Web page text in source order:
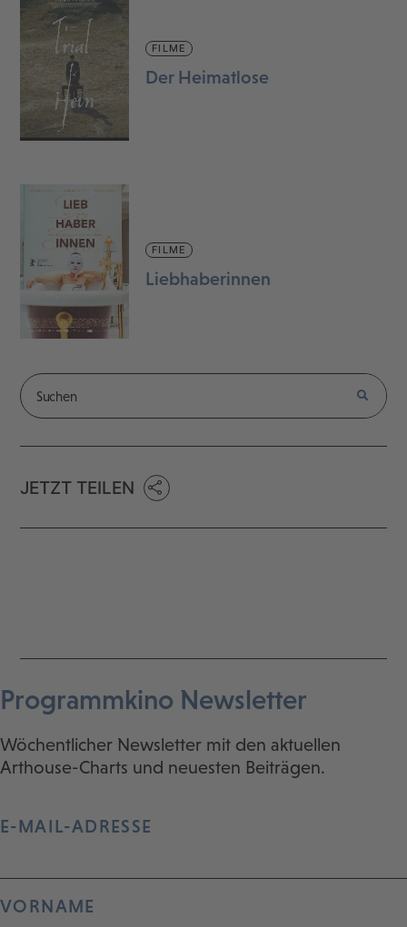
FILME
Der Heimatlose
FILME
Liebhaberinnen
JETZT TEILEN
Programmkino Newsletter
Wöchentlicher Newsletter mit den aktuellen
Arthouse-Charts und neuesten Beiträgen.
E-MAIL-ADRESSE
VORNAME